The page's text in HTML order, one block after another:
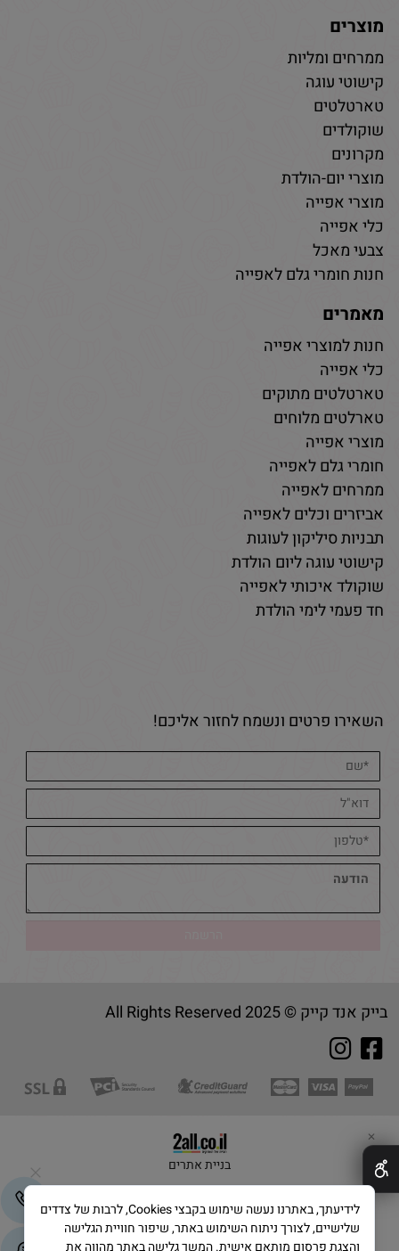
מוצרים
ממרחים ומליות
קישוטי עוגה
טארטלטים
שוקולדים
מקרונים
מוצרי יום-הולדת
מוצרי אפייה
כלי אפייה
צבעי מאכל
חנות חומרי גלם לאפייה
מאמרים
חנות למוצרי אפייה
כלי אפייה
טארטלטים מתוקים
טארלטים מלוחים
מוצרי אפייה
חומרי גלם לאפייה
ממרחים לאפייה
אביזרים וכלים לאפייה
תבניות סיליקון לעוגות
קישוטי עוגה ליום הולדת
שוקולד איכותי לאפייה
חד פעמי לימי הולדת
השאירו פרטים ונשמח לחזור אליכם!
בייק אנד קייק © 2025 All Rights Reserved
בניית אתרים
✕
לידיעתך, באתרנו נעשה שימוש בקבצי Cookies, לרבות של צדדים
שלישיים, לצורך ניתוח השימוש באתר, שיפור חוויית הגלישה
והצגת פרסום מותאם אישית. המשך גלישה באתר מהווה את